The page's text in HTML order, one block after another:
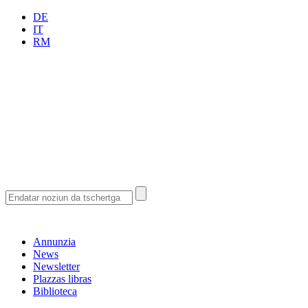
DE
IT
RM
Annunzia
News
Newsletter
Plazzas libras
Biblioteca